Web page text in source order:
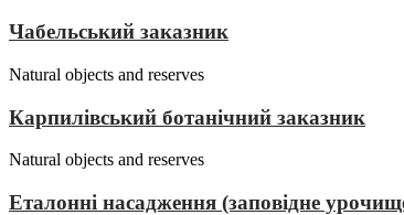
Чабельський заказник
Natural objects and reserves
Карпилівський ботанічний заказник
Natural objects and reserves
Еталонні насадження (заповідне